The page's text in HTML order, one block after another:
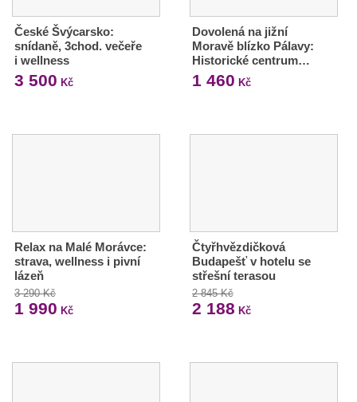
České Švýcarsko:
snídaně, 3chod. večeře
i wellness
3 500 Kč
Dovolená na jižní
Moravě blízko Pálavy:
Historické centrum…
1 460 Kč
Relax na Malé Morávce:
strava, wellness i pivní
lázeň
3 290 Kč
1 990 Kč
Čtyřhvězdičková
Budapešť v hotelu se
střešní terasou
2 845 Kč
2 188 Kč